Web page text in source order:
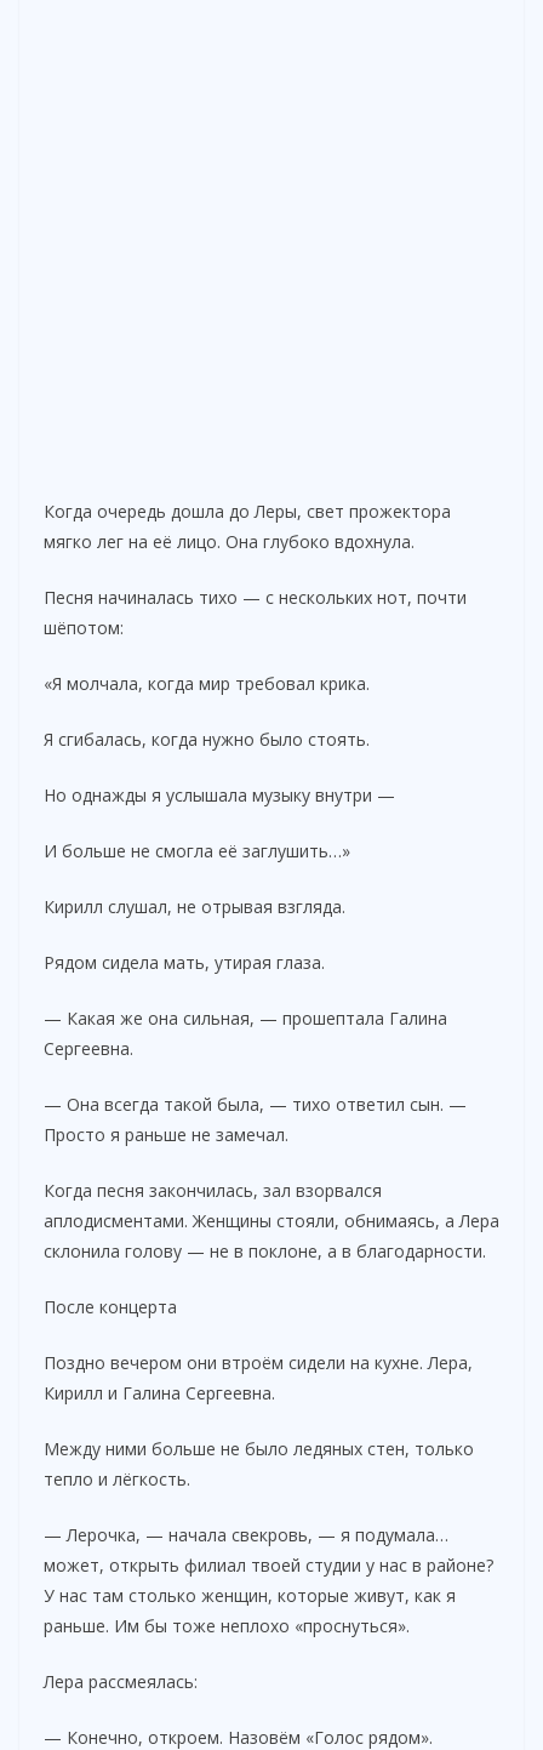
Когда очередь дошла до Леры, свет прожектора
мягко лег на её лицо. Она глубоко вдохнула.
Песня начиналась тихо — с нескольких нот, почти
шёпотом:
«Я молчала, когда мир требовал крика.
Я сгибалась, когда нужно было стоять.
Но однажды я услышала музыку внутри —
И больше не смогла её заглушить…»
Кирилл слушал, не отрывая взгляда.
Рядом сидела мать, утирая глаза.
— Какая же она сильная, — прошептала Галина
Сергеевна.
— Она всегда такой была, — тихо ответил сын. —
Просто я раньше не замечал.
Когда песня закончилась, зал взорвался
аплодисментами. Женщины стояли, обнимаясь, а Лера
склонила голову — не в поклоне, а в благодарности.
После концерта
Поздно вечером они втроём сидели на кухне. Лера,
Кирилл и Галина Сергеевна.
Между ними больше не было ледяных стен, только
тепло и лёгкость.
— Лерочка, — начала свекровь, — я подумала…
может, открыть филиал твоей студии у нас в районе?
У нас там столько женщин, которые живут, как я
раньше. Им бы тоже неплохо «проснуться».
Лера рассмеялась:
— Конечно, откроем. Назовём «Голос рядом».